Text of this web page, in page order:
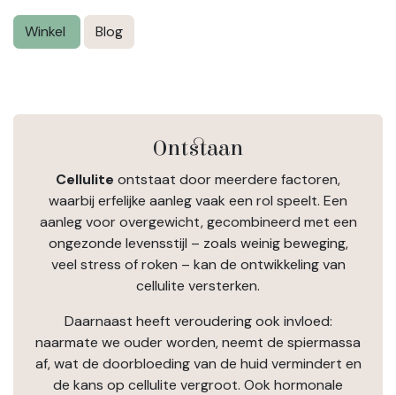
Winkel Blog
Ontstaan
Cellulite ontstaat door meerdere factoren,
waarbij erfelijke aanleg vaak een rol speelt. Een
aanleg voor overgewicht, gecombineerd met een
ongezonde levensstijl – zoals weinig beweging,
veel stress of roken – kan de ontwikkeling van
cellulite versterken.
Daarnaast heeft veroudering ook invloed:
naarmate we ouder worden, neemt de spiermassa
af, wat de doorbloeding van de huid vermindert en
de kans op cellulite vergroot. Ook hormonale